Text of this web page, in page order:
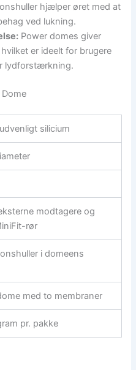
hjælper øret med at
ved lukning.
Power domes giver
er ideelt for brugere
lydforstærkning.
silicium
modtagere og
rør
i domeens
med to membraner
pr. pakke